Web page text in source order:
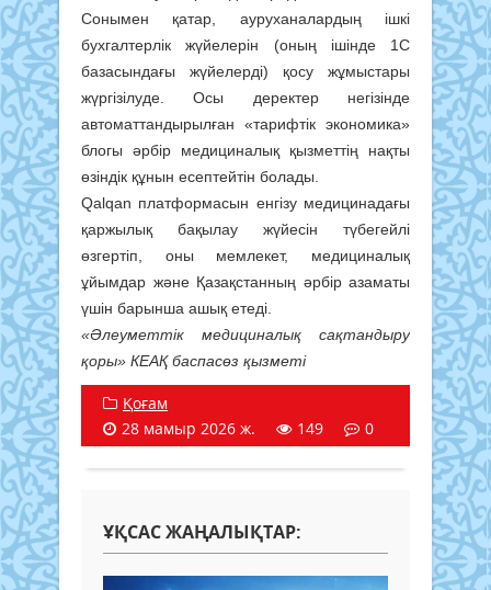
Сонымен қатар, ауруханалардың ішкі
бухгалтерлік жүйелерін (оның ішінде 1С
базасындағы жүйелерді) қосу жұмыстары
жүргізілуде. Осы деректер негізінде
автоматтандырылған «тарифтік экономика»
блогы әрбір медициналық қызметтің нақты
өзіндік құнын есептейтін болады.
Qalqan платформасын енгізу медицинадағы
қаржылық бақылау жүйесін түбегейлі
өзгертіп, оны мемлекет, медициналық
ұйымдар және Қазақстанның әрбір азаматы
үшін барынша ашық етеді.
«Әлеуметтік медициналық сақтандыру
қоры» КЕАҚ баспасөз қызметі
Қоғам
28 мамыр 2026 ж.
149 0
ҰҚСАС ЖАҢАЛЫҚТАР: